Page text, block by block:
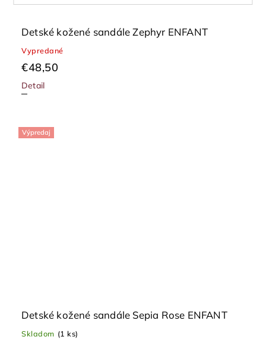
Detské kožené sandále Zephyr ENFANT
Vypredané
€48,50
Detail
Výpredaj
Detské kožené sandále Sepia Rose ENFANT
Skladom (1 ks)